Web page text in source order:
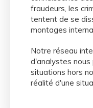
fraudeurs, les
tentent de se
montages
Notre réseau
d'analystes
situations hors
réalité d'une